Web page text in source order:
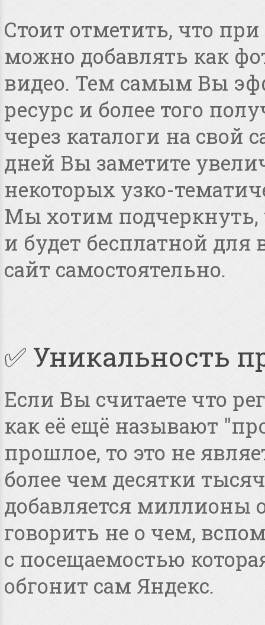
Стоит отметить, что
можно добавлять как
видео. Тем самым Вы
ресурс и более того
через каталоги на свой
дней Вы заметите
некоторых узко-
Мы хотим подчеркнуть,
и будет бесплатной
сайт самостоятельно.
✅ Уникальность
Если Вы считаете что
как её ещё называют
прошлое, то это не
более чем десятки
добавляется миллионы
говорить не о чем,
с посещаемостью
обгонит сам Яндекс.